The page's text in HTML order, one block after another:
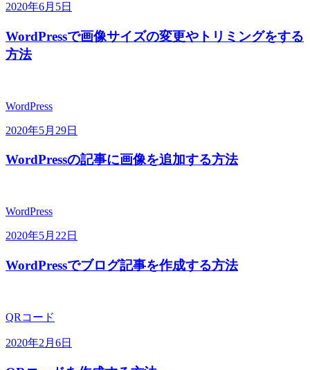
2020年6月5日
WordPressで画像サイズの変更やトリミングをする
方法
WordPress
2020年5月29日
WordPressの記事に画像を追加する方法
WordPress
2020年5月22日
WordPressでブログ記事を作成する方法
QRコード
2020年2月6日